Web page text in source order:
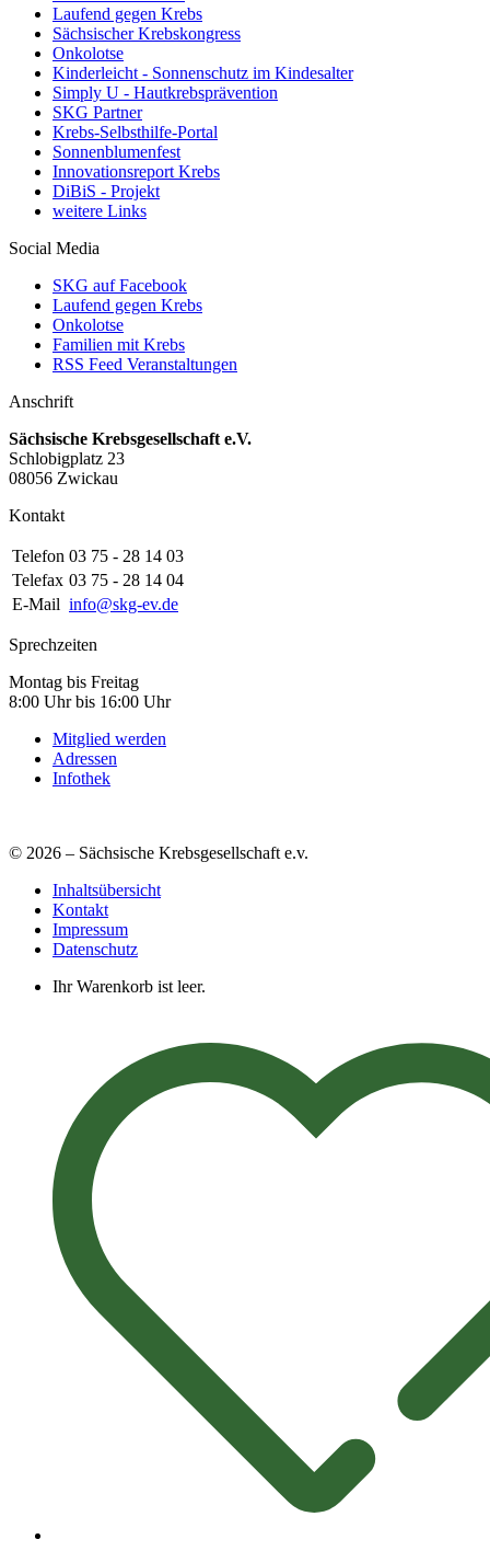
Laufend gegen Krebs
Sächsischer Krebskongress
Onkolotse
Kinderleicht - Sonnenschutz im Kindesalter
Simply U - Hautkrebsprävention
SKG Partner
Krebs-Selbsthilfe-Portal
Sonnenblumenfest
Innovationsreport Krebs
DiBiS - Projekt
weitere Links
Social Media
SKG auf Facebook
Laufend gegen Krebs
Onkolotse
Familien mit Krebs
RSS Feed Veranstaltungen
Anschrift
Sächsische Krebsgesellschaft e.V.
Schlobigplatz 23
08056 Zwickau
Kontakt
Telefon 03 75 - 28 14 03
Telefax 03 75 - 28 14 04
E-Mail info@skg-ev.de
Sprechzeiten
Montag bis Freitag
8:00 Uhr bis 16:00 Uhr
Mitglied werden
Adressen
Infothek
© 2026 – Sächsische Krebsgesellschaft e.v.
Inhaltsübersicht
Kontakt
Impressum
Datenschutz
Ihr Warenkorb ist leer.